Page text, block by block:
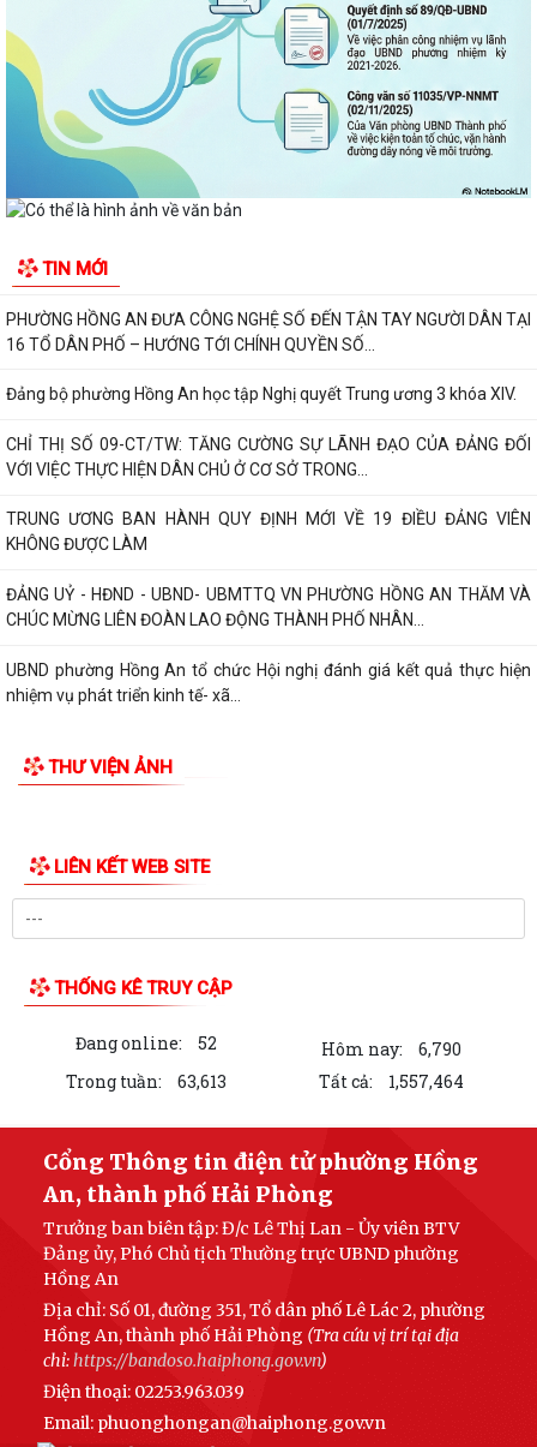
TIN MỚI
Quyết định về việc công bố Người phát ngôn và cung cấp thông tin cho
báo chí của Ủy ban nhân dân...
Quyết định về việc Ban hành Quy chế phát ngôn và cung cấp thông tin
cho báo chí của Ủy ban nhân dân...
Phường Hồng An ký kết Chương trình phối hợp triển khai thực hiện Chỉ
thị số 17 về bảo đảm trật tự...
PHÁP LUẬT CHO CÔNG NHÂN – ĐỘNG LỰC XÂY DỰNG...
PHƯỜNG HỒNG AN ĐƯA CÔNG NGHỆ SỐ ĐẾN TẬN TAY NGƯỜI DÂN TẠI
16 TỔ DÂN PHỐ – HƯỚNG TỚI CHÍNH QUYỀN SỐ...
Đảng bộ phường Hồng An học tập Nghị quyết Trung ương 3 khóa XIV.
CHỈ THỊ SỐ 09-CT/TW: TĂNG CƯỜNG SỰ LÃNH ĐẠO CỦA ĐẢNG ĐỐI
VỚI VIỆC THỰC HIỆN DÂN CHỦ Ở CƠ SỞ TRONG...
TRUNG ƯƠNG BAN HÀNH QUY ĐỊNH MỚI VỀ 19 ĐIỀU ĐẢNG VIÊN
KHÔNG ĐƯỢC LÀM
ĐẢNG UỶ - HĐND - UBND- UBMTTQ VN PHƯỜNG HỒNG AN THĂM VÀ
CHÚC MỪNG LIÊN ĐOÀN LAO ĐỘNG THÀNH PHỐ NHÂN...
UBND phường Hồng An tổ chức Hội nghị đánh giá kết quả thực hiện
nhiệm vụ phát triển kinh tế- xã...
LIỆT SĨ NHÂN KỶ NIỆM 79 NĂM NGÀY THƯƠNG BINH...
Phường Hồng An tổ chức đợt chi trả tiền bồi thường, hỗ trợ đối 67 hộ
gia đình có đất mộ thuộc Dự án...
NGHIỆP TRÊN ĐỊA BÀN VỀ VIỆC THỰC HIỆN CHỈ...
PHƯỜNG HỒNG AN: ĐƯA CÔNG NGHỆ SỐ ĐẾN TẬN TAY NGƯỜI DÂN
TẠI 16 TỔ DÂN PHỐ – HƯỚNG TỚI CHÍNH QUYỀN SỐ...
CHÍ TOÀN QUỐC VỀ XÂY DỰNG ĐẢNG (GIẢI BÚA...
ĐOÀN GIÁM SÁT CỦA UỶ BAN MTTQ VIỆT NAM THÀNH PHỐ GIÁM
SÁT VIỆC THỰC HIỆN GIẢI QUYẾT THỦ TỤC HÀNH...
PHƯỜNG HỒNG AN ĐẨY MẠNH TUYÊN TRUYỀN NGHỊ QUYẾT SỐ 06-
NQ/TW VÀ NGHỊ QUYẾT SỐ 10-NQ/TW CỦA BỘ CHÍNH...
Đảng ủy - HĐND - UBND - UBMTTQ Việt Nam phường Hồng An thăm và
tặng quà các gia đình chính sách...
Đảng uỷ phường Hồng An sơ kết công tác bảo vệ nền tảng tư tưởng
THƯ VIỆN ẢNH
LIÊN KẾT WEB SITE
THỐNG KÊ TRUY CẬP
Đang online: 52